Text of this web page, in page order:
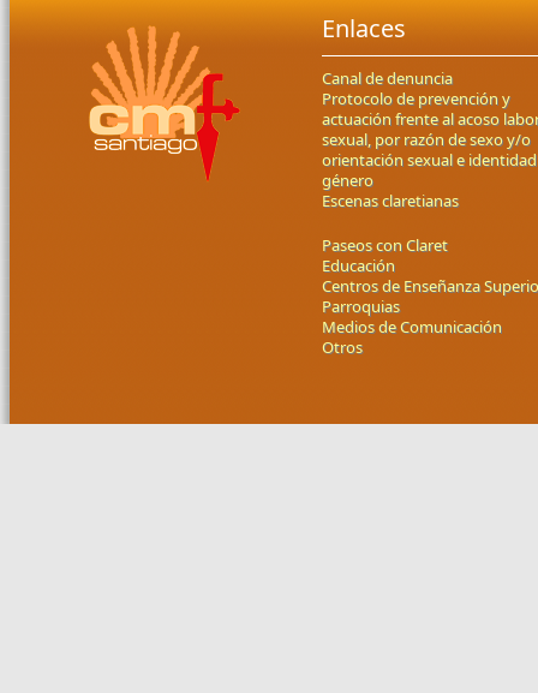
Enlaces
Canal de denuncia
Protocolo de prevención y
actuación frente al acoso
sexual, por razón de sexo y/o
orientación sexual e
género
Escenas claretianas
Paseos con Claret
Educación
Centros de Enseñanza
Parroquias
Medios de Comunicación
Otros